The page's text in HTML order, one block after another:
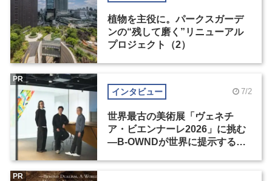
植物を主役に。パークスガーデ
ンの“残して磨く”リニューアル
プロジェクト（2）
インタビュー 7/2
世界最古の美術展「ヴェネチ
ア・ビエンナーレ2026」に挑む
―B-OWNDが世界に提示する美
PR
PR